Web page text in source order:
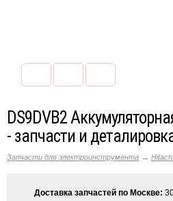
DS9DVB2
- запчасти и
Запчасти для электроинструмента → Hitachi
Доставка запчастей по Москве: